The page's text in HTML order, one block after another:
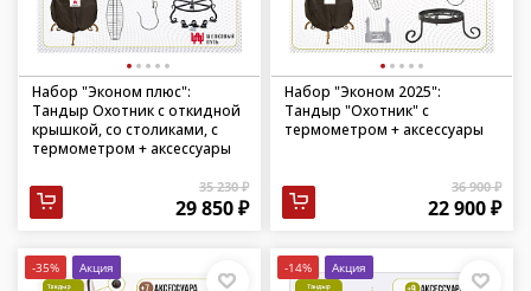
Набор "Эконом плюс":
Тандыр Охотник с откидной
крышкой, со столиками, с
термометром + аксессуары
35 230 ₽
29 850 ₽
Набор "Эконом 2025":
Тандыр "Охотник" с
термометром + аксессуары
36 900 ₽
22 900 ₽
-35% Акция -14% Акция